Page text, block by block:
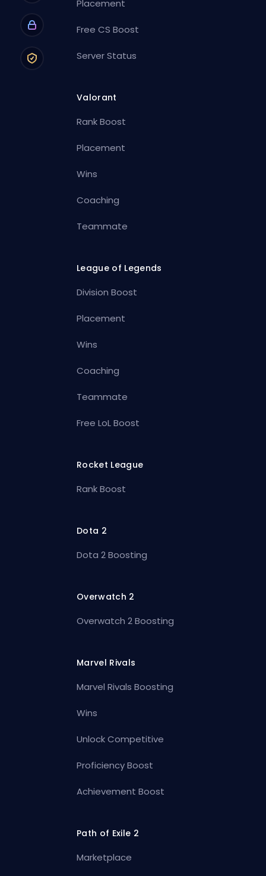
Placement
Free CS Boost
Server Status
Valorant
Rank Boost
Placement
Wins
Coaching
Teammate
League of Legends
Division Boost
Placement
Wins
Coaching
Teammate
Free LoL Boost
Rocket League
Rank Boost
Dota 2
Dota 2 Boosting
Overwatch 2
Overwatch 2 Boosting
Marvel Rivals
Marvel Rivals Boosting
Wins
Unlock Competitive
Proficiency Boost
Achievement Boost
Path of Exile 2
Marketplace